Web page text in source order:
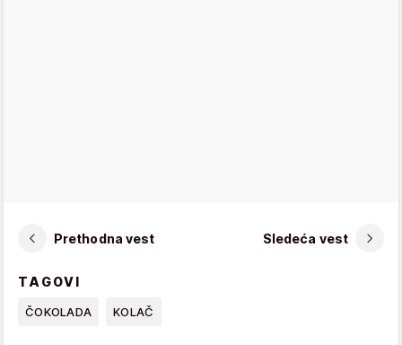
Prethodna vest Sledeća vest
TAGOVI
ČOKOLADA KOLAČ